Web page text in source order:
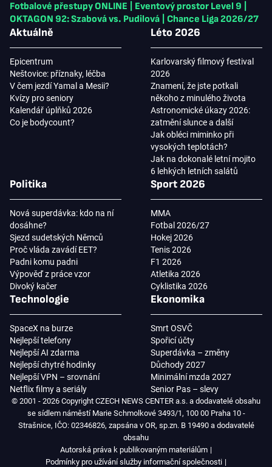
Fotbalové přestupy ONLINE
Eventový prostor Level 9
OKTAGON 92: Szabová vs. Pudilová
Chance Liga 2026/27
Aktuálně
Epicentrum
Neštovice: příznaky, léčba
V čem jezdí Yamal a Mesii?
Kvízy pro seniory
Kalendář úplňků 2026
Co je bodycount?
Léto 2026
Karlovarský filmový festival
2026
Znamení, že jste potkali
někoho z minulého života
Astronomické úkazy 2026:
zatmění slunce a další
Jak obléci miminko při
vysokých teplotách?
Jak na dokonalé letní mojito
6 lehkých letních salátů
Politika
Nová superdávka: kdo na ní
dosáhne?
Sjezd sudetských Němců
Proč vláda zavádí EET?
Padni komu padni
Výpověď z práce vzor
Divoký kačer
Sport 2026
MMA
Fotbal 2026/27
Hokej 2026
Tenis 2026
F1 2026
Atletika 2026
Cyklistika 2026
Technologie
SpaceX na burze
Nejlepší telefony
Nejlepší AI zdarma
Nejlepší chytré hodinky
Nejlepší VPN – srovnání
Netflix filmy a seriály
Ekonomika
Smrt OSVČ
Spořicí účty
Superdávka – změny
Důchody 2027
Minimální mzda 2027
Senior Pas – slevy
© 2001 - 2026 Copyright CZECH NEWS CENTER a.s. a dodavatelé obsahu
se sídlem náměstí Marie Schmolkové 3493/1, 100 00 Praha 10 -
Strašnice, IČO: 02346826, zapsána v OR, sp.zn. B 19490 a dodavatelé
obsahu
Autorská práva k publikovaným materiálům
Podmínky pro užívání služby informační společnosti